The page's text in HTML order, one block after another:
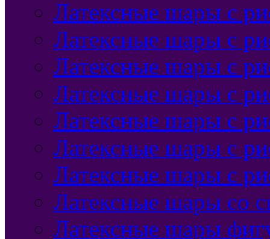
Латексные шары с
Латексные шары с
Латексные шары с
Латексные шары с
Латексные шары с
Латексные шары с
Латексные шары с
Латексные шары со
Латексные шары